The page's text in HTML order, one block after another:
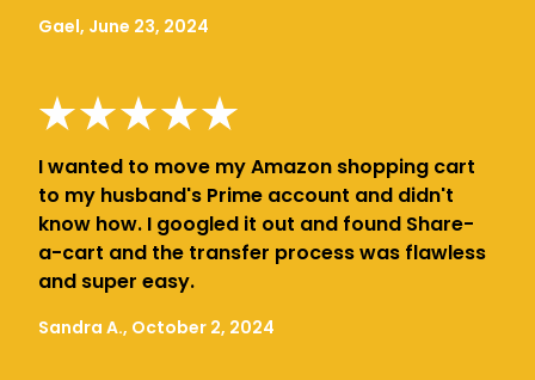
Gael, June 23, 2024
I wanted to move my Amazon shopping cart
to my husband's Prime account and didn't
know how. I googled it out and found Share-
a-cart and the transfer process was flawless
and super easy.
Sandra A., October 2, 2024